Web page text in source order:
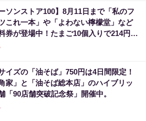
ーソンストア100】8月11日まで「私のフ
これ一本」や「よわない檸檬堂」など
券が登場中！たまご10個入りで214円な
得企画も見逃せない。
イズの「油そば」750円は4日間限定！
角家」と「油そば総本店」のハイブリッ
「90店舗突破記念祭」開催中。